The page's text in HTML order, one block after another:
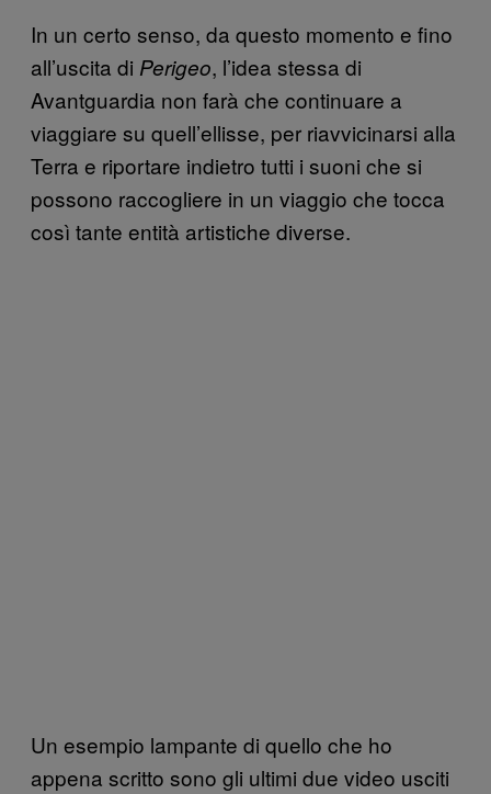
In un certo senso, da questo momento e fino
all’uscita di Perigeo, l’idea stessa di
Avantguardia non farà che continuare a
viaggiare su quell’ellisse, per riavvicinarsi alla
Terra e riportare indietro tutti i suoni che si
possono raccogliere in un viaggio che tocca
così tante entità artistiche diverse.
Un esempio lampante di quello che ho
appena scritto sono gli ultimi due video usciti